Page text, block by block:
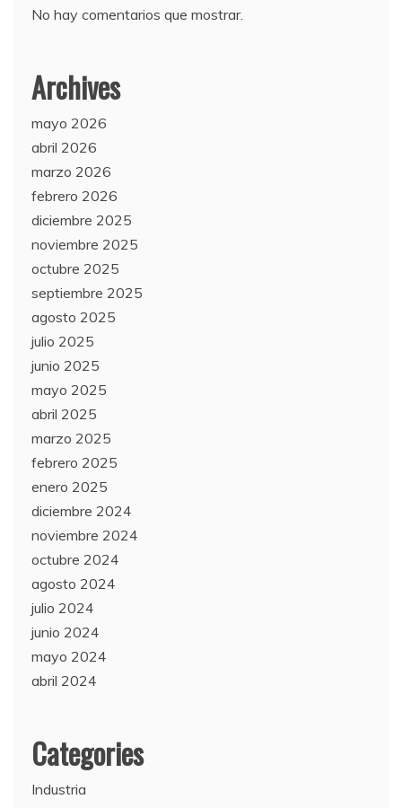
No hay comentarios que mostrar.
Archives
mayo 2026
abril 2026
marzo 2026
febrero 2026
diciembre 2025
noviembre 2025
octubre 2025
septiembre 2025
agosto 2025
julio 2025
junio 2025
mayo 2025
abril 2025
marzo 2025
febrero 2025
enero 2025
diciembre 2024
noviembre 2024
octubre 2024
agosto 2024
julio 2024
junio 2024
mayo 2024
abril 2024
Categories
Industria